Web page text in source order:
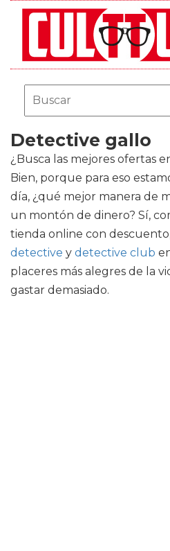
Detective gallo
¿Busca las mejores ofertas
Bien, porque para eso
día, ¿qué mejor manera de
un montón de dinero? Sí,
tienda online con
detective y detective club
placeres más alegres de la
gastar demasiado.